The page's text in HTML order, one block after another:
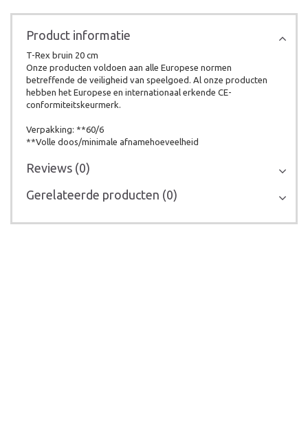
Product informatie
T-Rex bruin 20 cm
Onze producten voldoen aan alle Europese normen
betreffende de veiligheid van speelgoed. Al onze producten
hebben het Europese en internationaal erkende CE-
conformiteitskeurmerk.
Verpakking: **60/6
**Volle doos/minimale afnamehoeveelheid
Reviews (0)
Gerelateerde producten (0)